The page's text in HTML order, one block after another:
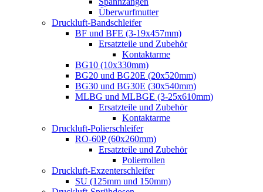
Überwurfmutter
Druckluft-Bandschleifer
BF und BFE (3-19x457mm)
Ersatzteile und Zubehör
Kontaktarme
BG10 (10x330mm)
BG20 und BG20E (20x520mm)
BG30 und BG30E (30x540mm)
MLBG und MLBGE (3-25x610mm)
Ersatzteile und Zubehör
Kontaktarme
Druckluft-Polierschleifer
RO-60P (60x260mm)
Ersatzteile und Zubehör
Polierrollen
Druckluft-Exzenterschleifer
SU (125mm und 150mm)